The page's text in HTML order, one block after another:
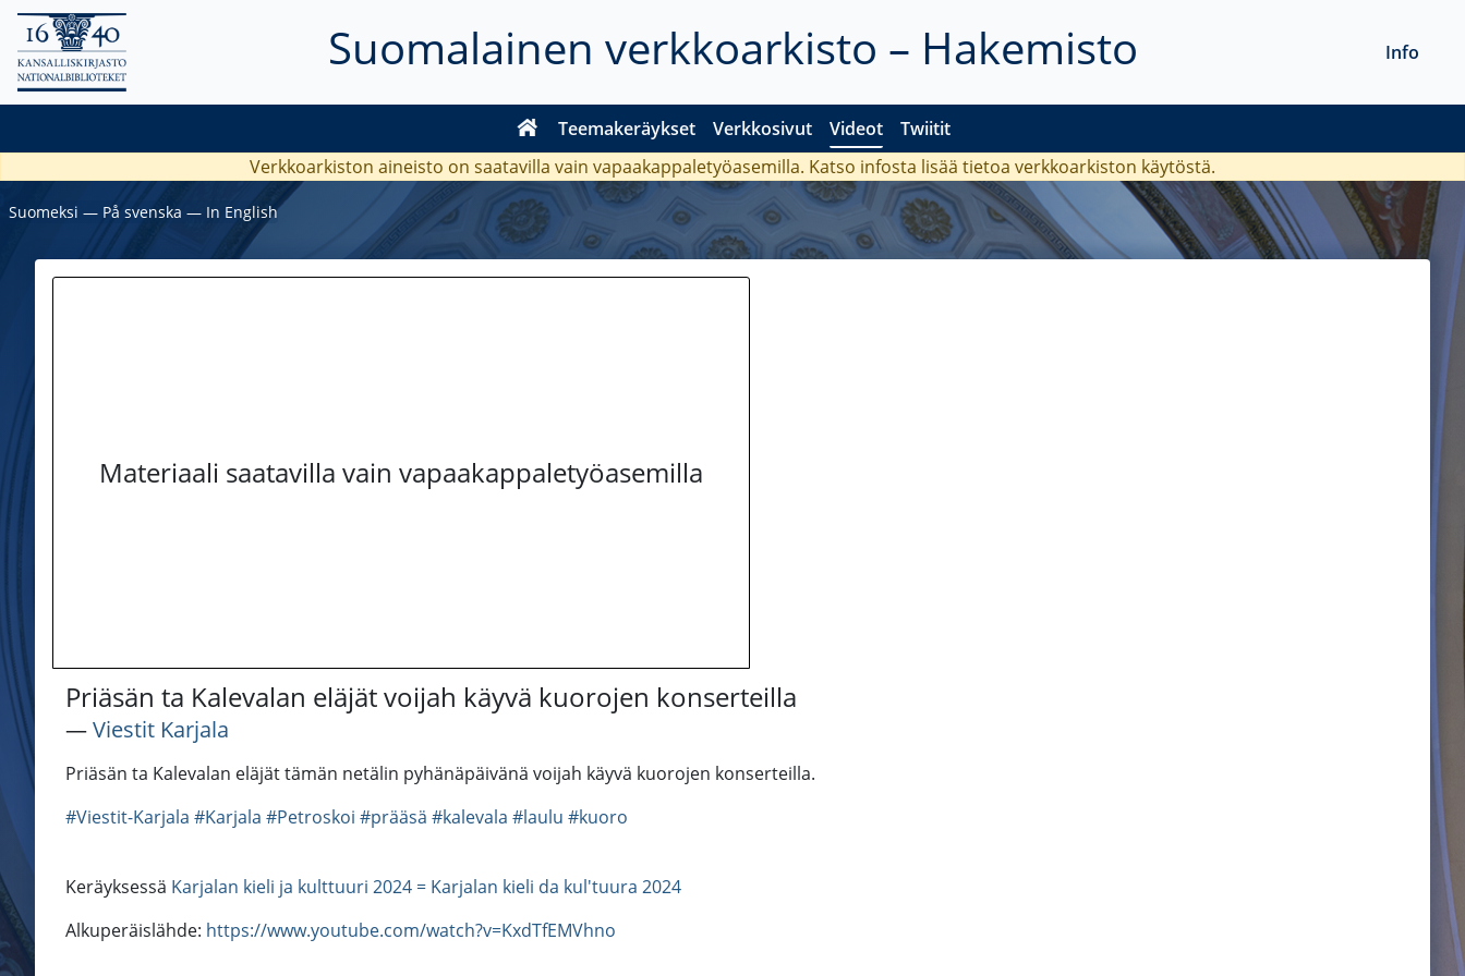
Suomalainen verkkoarkisto – Hakemisto
Teemakeräykset Verkkosivut Videot Twiitit
Info
Verkkoarkiston aineisto on saatavilla vain vapaakappaletyöasemilla. Katso infosta lisää tietoa verkkoarkiston käytöstä.
Suomeksi ― På svenska ― In English
Materiaali saatavilla vain vapaakappaletyöasemilla
Priäsän ta Kalevalan eläjät voijah käyvä kuorojen konserteilla
―Viestit Karjala
Priäsän ta Kalevalan eläjät tämän netälin pyhänäpäivänä voijah käyvä kuorojen konserteilla.
#Viestit-Karjala #Karjala #Petroskoi #prääsä #kalevala #laulu #kuoro
Keräyksessä Karjalan kieli ja kulttuuri 2024 = Karjalan kieli da kul'tuura 2024
Alkuperäislähde: https://www.youtube.com/watch?v=KxdTfEMVhno